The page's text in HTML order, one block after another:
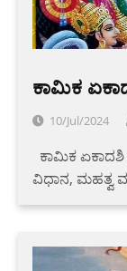
ಕಾಮಿಕ
10/Jul/2024
‌ಕಾಮಿಕ
ವಿಧಾನ, ಮಹತ್ವ